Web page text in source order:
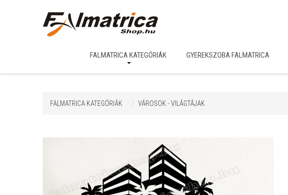
FALMATRICA KATEGÓRIÁK GYEREKSZOBA FALMATRICA
FALMATRICA KATEGÓRIÁK VÁROSOK - VILÁGTÁJAK